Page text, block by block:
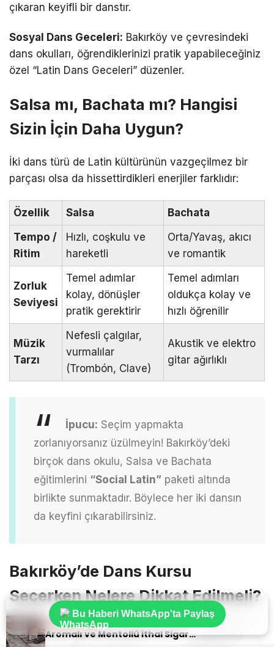
çıkaran keyifli bir danstır.
Sosyal Dans Geceleri: Bakırköy ve çevresindeki
dans okulları, öğrendiklerinizi pratik yapabileceğiniz
özel “Latin Dans Geceleri” düzenler.
Salsa mı, Bachata mı? Hangisi
Sizin İçin Daha Uygun?
İki dans türü de Latin kültürünün vazgeçilmez bir
parçası olsa da hissettirdikleri enerjiler farklıdır:
Özellik Salsa
Bachata
Tempo /
Ritim
Hızlı, coşkulu ve
hareketli
Orta/Yavaş, akıcı
ve romantik
Zorluk
Seviyesi
Temel adımlar
kolay, dönüşler
pratik gerektirir
Temel adımları
oldukça kolay ve
hızlı öğrenilir
Müzik
Tarzı
Nefesli çalgılar,
vurmalılar
(Trombón, Clave)
Akustik ve elektro
gitar ağırlıklı
İpucu: Seçim yapmakta
zorlanıyorsanız üzülmeyin! Bakırköy’deki
birçok dans okulu, Salsa ve Bachata
eğitimlerini “Social Latin” paketi altında
birlikte sunmaktadır. Böylece her iki dansın
da keyfini çıkarabilirsiniz.
Bakırköy’de Dans Kursu
Seçerken Nelere Dikkat Edilmeli?
Bakırköy’de bir dans okuluna kaydolmadan önce şu
Sıradaki Haber
Aromalı ve Mentollü İthal Sigara Tercihlerinde Oris Markası
Bu Haberi WhatsApp'ta Paylaş